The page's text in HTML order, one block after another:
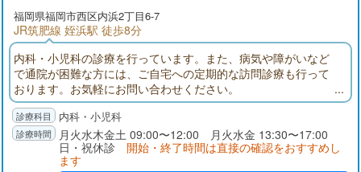
福岡県福岡市西区内浜2丁目6-7
JR筑肥線 姪浜駅 徒歩8分
内科・小児科の診療を行っています。また、病気や障がいなど
で通院が困難な方には、ご自宅への定期的な訪問診療も行って
おります。お気軽にお問い合わせください。
内科・小児科
月火水木金土 09:00〜12:00 月火水金 13:30〜17:00
日・祝休診 開始・終了時間は直接の確認をおすすめし
ます